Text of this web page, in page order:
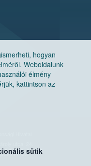
hogyan
Weboldalunk
élmény
kattintson az
sütik
Hivatal
Pf. 30.